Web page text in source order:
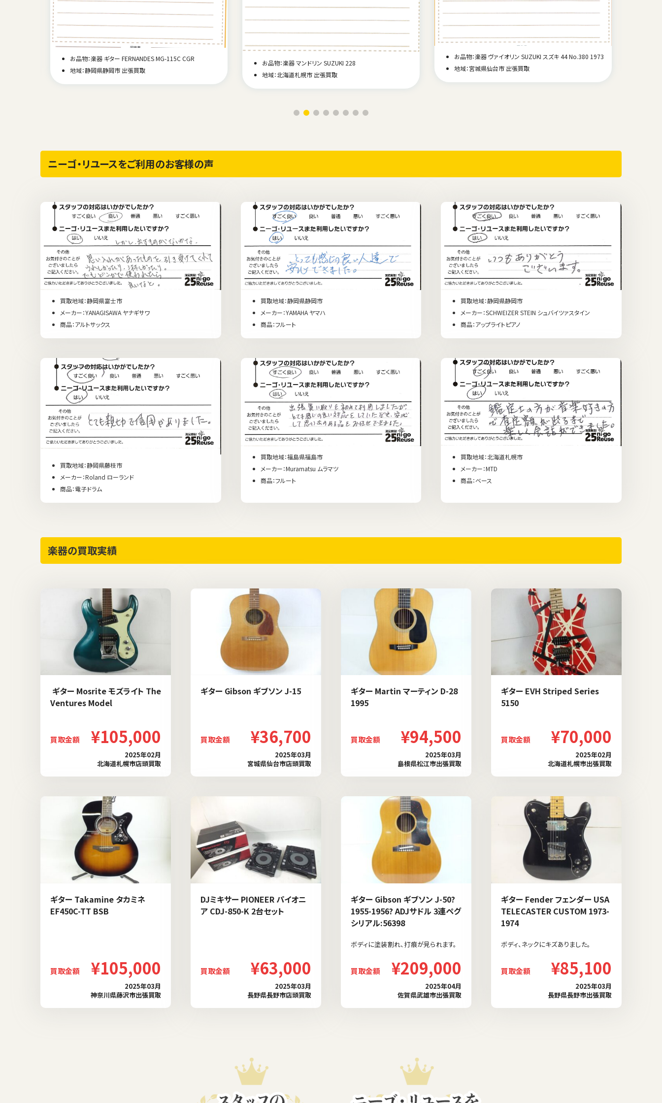
お品物：楽器 ギター FERNANDES MG-115C CGR
地域：静岡県静岡市 出張買取
お品物：楽器 マンドリン SUZUKI 228
地域：北海道札幌市 出張買取
お品物：楽器 ヴァイオリン SUZUKI スズキ 44 No.380 1973
地域：宮城県仙台市 出張買取
ニーゴ・リユースをご利用のお客様の声
買取地域：静岡県富士市
メーカー：YANAGISAWA ヤナギサワ
商品：アルトサックス
買取地域：静岡県静岡市
メーカー：YAMAHA ヤマハ
商品：フルート
買取地域：静岡県静岡市
メーカー：SCHWEIZER STEIN シュバイツァスタイン
商品：アップライトピアノ
買取地域：静岡県藤枝市
メーカー：Roland ローランド
商品：電子ドラム
買取地域：福島県福島市
メーカー：Muramatsu ムラマツ
商品：フルート
買取地域：北海道札幌市
メーカー：MTD
商品：ベース
楽器の買取実績
ギター Mosrite モズライト The
Ventures Model
買取金額 ¥105,000
2025年02月
北海道札幌市店頭買取
ギター Gibson ギブソン J-15
買取金額 ¥36,700
2025年03月
宮城県仙台市店頭買取
ギター Martin マーティン D-28
1995
買取金額 ¥94,500
2025年03月
島根県松江市出張買取
ギター EVH Striped Series
5150
買取金額 ¥70,000
2025年02月
北海道札幌市出張買取
ギター Takamine タカミネ
EF450C-TT BSB
買取金額 ¥105,000
2025年03月
神奈川県藤沢市出張買取
DJミキサー PIONEER パイオニ
ア CDJ-850-K 2台セット
買取金額 ¥63,000
2025年03月
長野県長野市店頭買取
ギター Gibson ギブソン J-50?
1955-1956? ADJサドル 3連ペグ
シリアル:56398
ボディに塗装割れ、打痕が見られます。
買取金額 ¥209,000
2025年04月
佐賀県武雄市出張買取
ギター Fender フェンダー USA
TELECASTER CUSTOM 1973-
1974
ボディ、ネックにキズありました。
買取金額 ¥85,100
2025年03月
長野県長野市出張買取